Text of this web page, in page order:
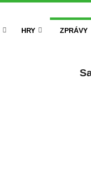
HRY ZPRÁVY